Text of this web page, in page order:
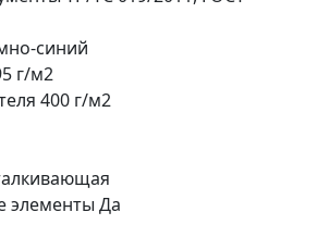
синий
г/м2
400 г/м2
элементы Да